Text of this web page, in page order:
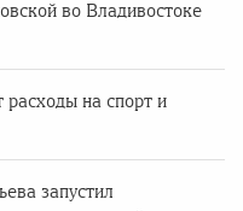
во Владивостоке
на спорт и
запустил